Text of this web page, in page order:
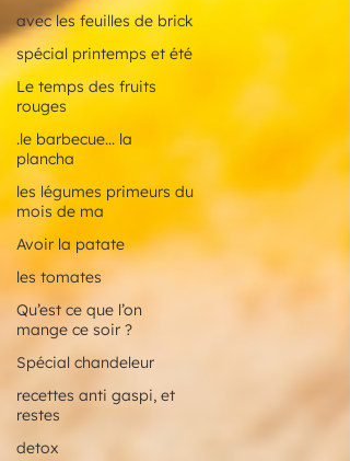
avec les feuilles de brick
spécial printemps et été
Le temps des fruits
rouges
.le barbecue... la
plancha
les légumes primeurs du
mois de ma
Avoir la patate
les tomates
Qu’est ce que l’on
mange ce soir ?
Spécial chandeleur
recettes anti gaspi, et
restes
detox